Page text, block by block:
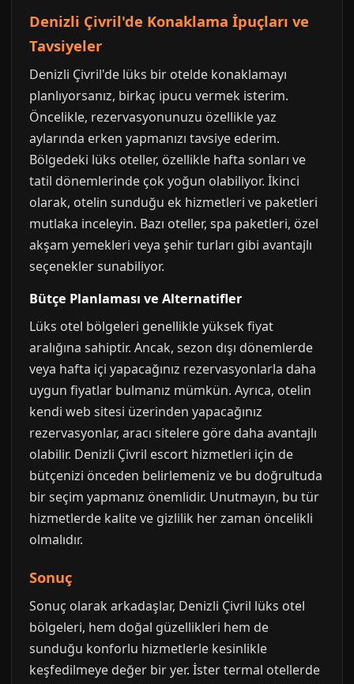
Denizli Çivril'de Konaklama İpuçları ve
Tavsiyeler
Denizli Çivril'de lüks bir otelde konaklamayı
planlıyorsanız, birkaç ipucu vermek isterim.
Öncelikle, rezervasyonunuzu özellikle yaz
aylarında erken yapmanızı tavsiye ederim.
Bölgedeki lüks oteller, özellikle hafta sonları ve
tatil dönemlerinde çok yoğun olabiliyor. İkinci
olarak, otelin sunduğu ek hizmetleri ve paketleri
mutlaka inceleyin. Bazı oteller, spa paketleri, özel
akşam yemekleri veya şehir turları gibi avantajlı
seçenekler sunabiliyor.
Bütçe Planlaması ve Alternatifler
Lüks otel bölgeleri genellikle yüksek fiyat
aralığına sahiptir. Ancak, sezon dışı dönemlerde
veya hafta içi yapacağınız rezervasyonlarla daha
uygun fiyatlar bulmanız mümkün. Ayrıca, otelin
kendi web sitesi üzerinden yapacağınız
rezervasyonlar, aracı sitelere göre daha avantajlı
olabilir. Denizli Çivril escort hizmetleri için de
bütçenizi önceden belirlemeniz ve bu doğrultuda
bir seçim yapmanız önemlidir. Unutmayın, bu tür
hizmetlerde kalite ve gizlilik her zaman öncelikli
olmalıdır.
Sonuç
Sonuç olarak arkadaşlar, Denizli Çivril lüks otel
bölgeleri, hem doğal güzellikleri hem de
sunduğu konforlu hizmetlerle kesinlikle
keşfedilmeye değer bir yer. İster termal otellerde